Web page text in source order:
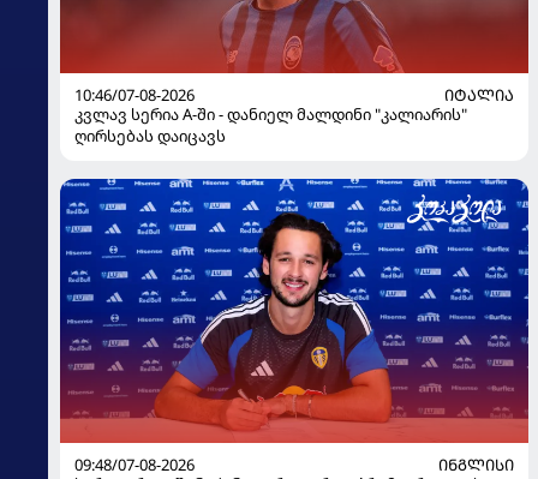
10:46/07-08-2026
ᲘᲢᲐᲚᲘᲐ
კვლავ სერია A-ში - დანიელ მალდინი "კალიარის"
ღირსებას დაიცავს
09:48/07-08-2026
ᲘᲜᲒᲚᲘᲡᲘ